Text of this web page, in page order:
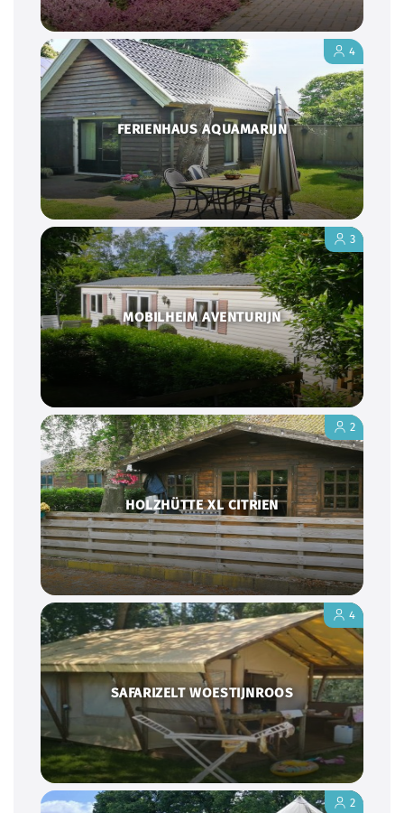
FERIENHAUS AQUAMARIJN
4
MOBILHEIM AVENTURIJN
3
HOLZHÜTTE XL CITRIEN
2
SAFARIZELT WOESTIJNROOS
4
2